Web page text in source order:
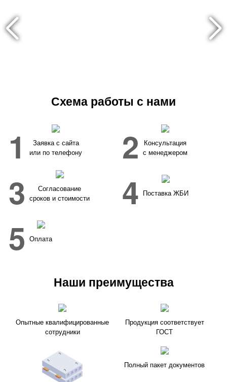
Схема работы с нами
1
Заявка с сайта
или по телефону
2
Консультация
с менеджером
3
Согласование
сроков и стоимости
4 Поставка ЖБИ
5 Оплата
Наши преимущества
Опытные квалифицированные
сотрудники
Продукция соответствует
ГОСТ
Полный пакет документов